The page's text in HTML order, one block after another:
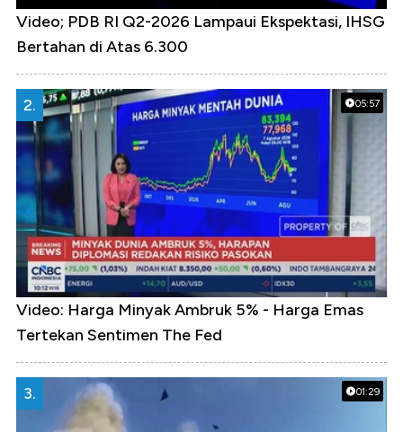
Video; PDB RI Q2-2026 Lampaui Ekspektasi, IHSG
Bertahan di Atas 6.300
05:57
2.
Video: Harga Minyak Ambruk 5% - Harga Emas
Tertekan Sentimen The Fed
01:29
3.